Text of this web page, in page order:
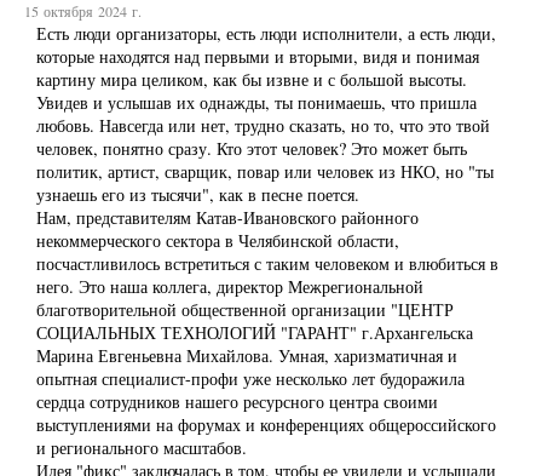
15 октября 2024 г.
Есть люди организаторы, есть люди исполнители, а есть люди,
которые находятся над первыми и вторыми, видя и понимая
картину мира целиком, как бы извне и с большой высоты.
Увидев и услышав их однажды, ты понимаешь, что пришла
любовь. Навсегда или нет, трудно сказать, но то, что это твой
человек, понятно сразу. Кто этот человек? Это может быть
политик, артист, сварщик, повар или человек из НКО, но "ты
узнаешь его из тысячи", как в песне поется.
Нам, представителям Катав-Ивановского районного
некоммерческого сектора в Челябинской области,
посчастливилось встретиться с таким человеком и влюбиться в
него. Это наша коллега, директор Межрегиональной
благотворительной общественной организации "ЦЕНТР
СОЦИАЛЬНЫХ ТЕХНОЛОГИЙ "ГАРАНТ" г.Архангельска
Марина Евгеньевна Михайлова. Умная, харизматичная и
опытная специалист-профи уже несколько лет будоражила
сердца сотрудников нашего ресурсного центра своими
выступлениями на форумах и конференциях общероссийского
и регионального масштабов.
Идея "фикс" заключалась в том, чтобы ее увидели и услышали